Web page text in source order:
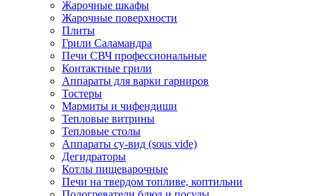
Жарочные шкафы
Жарочные поверхности
Плиты
Грили Саламандра
Печи СВЧ профессиональные
Контактные грили
Аппараты для варки гарниров
Тостеры
Мармиты и чифендиши
Тепловые витрины
Тепловые столы
Аппараты су-вид (sous vide)
Дегидраторы
Котлы пищеварочные
Печи на твердом топливе, коптильни